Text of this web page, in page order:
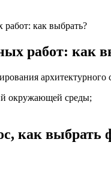
как выбрать?
работ: как
архитектурного
окружающей среды;
как выбрать